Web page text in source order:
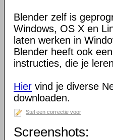
Blender zelf is
Windows, OS X en
laten werken in
Blender heeft ook
instructies, die je
Hier vind je diverse
downloaden.
Stel een correctie voor
Screenshots: